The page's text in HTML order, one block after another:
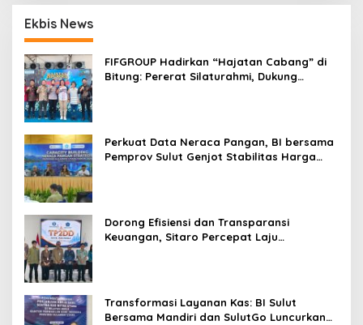
Ekbis News
FIFGROUP Hadirkan “Hajatan Cabang” di
Bitung: Pererat Silaturahmi, Dukung
Perkuat Data Neraca Pangan, BI bersama
Pemprov Sulut Genjot Stabilitas Harga
Dorong Efisiensi dan Transparansi
Keuangan, Sitaro Percepat Laju
Transformasi Layanan Kas: BI Sulut
Bersama Mandiri dan SulutGo Luncurkan